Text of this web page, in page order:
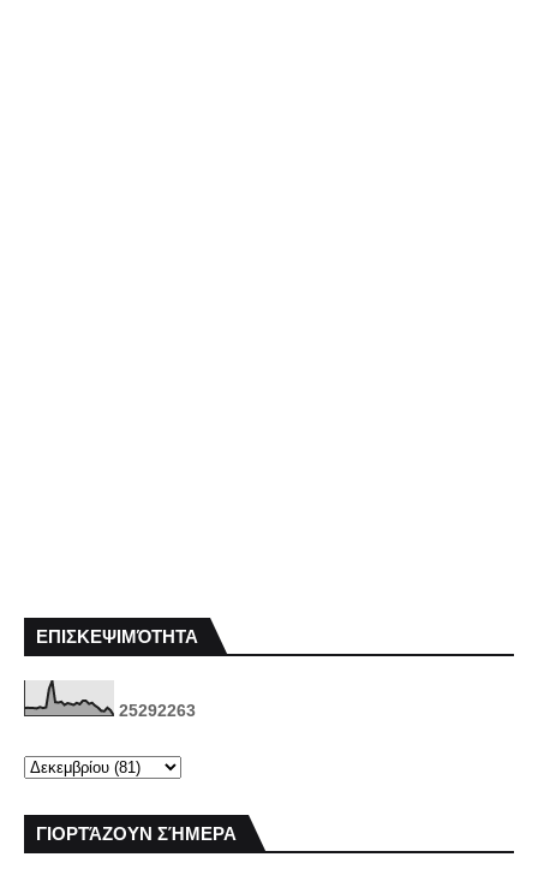
ΕΠΙΣΚΕΨΙΜΌΤΗΤΑ
25292263
ΓΙΟΡΤΆΖΟΥΝ ΣΉΜΕΡΑ